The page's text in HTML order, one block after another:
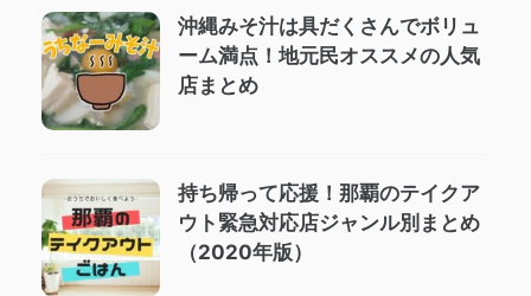
沖縄みそ汁は具だくさんでボリュ
ーム満点！地元民オススメの人気
店まとめ
持ち帰って応援！那覇のテイクア
ウト緊急対応店ジャンル別まとめ
（2020年版）